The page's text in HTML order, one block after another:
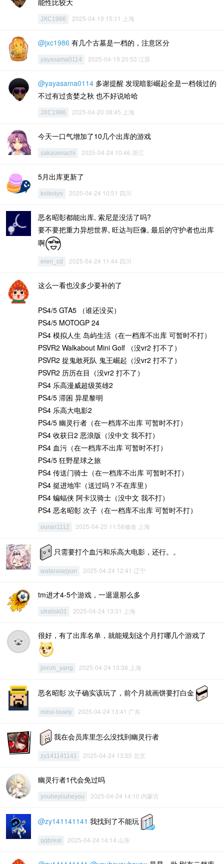
能性比较大
JXC1986 2025-04-19 15:11 上海
@jxc1986 有几个古墓是一档的，注意区分
yayasama0114 2025-04-19 20:53 江苏
@yayasama0114 多谢提醒 发现暗影崛起全是一档领过的
不过有过贪婪之秋 也不好说哈哈
JXC1986 2025-04-20 08:45 上海
今天一口气增加了10几个出库的游戏
sakauenachi 2025-04-24 10:46 浙江
5月出库更新了
koikoiyo 2025-04-24 10:51 四川
恶名昭彰都能出库, 索尼是没活了吗?
要不要把重力异想世界, 旺达与巨像, 最后的守护者也出库
啊
eren_cd 2025-04-24 11:44 四川
这么一看也没多少要补的了
PS4/5 GTA5 （谁还没买）
PS4/5 MOTOGP 24
PS4 模拟人生 岛屿生活（在一档库不出库 可暂时不打）
PSVR2 Walkabout Mini Golf （没vr2 打不了）
PSVR2 捉鬼敢死队 鬼王崛起（没vr2 打不了）
PSVR2 历历在目（没vr2 打不了）
PS4 乐高漫威超级英雄2
PS4/5 滞困 异星黎明
PS4 乐高大电影2
PS4/5 幽灵行者（在一档库不出库 可暂时不打）
PS4 收获日2 恶浪版（没中文 我不打）
PS4 血污（在一档库不出库 可暂时不打）
PS4/5 狂野星球之旅
PS4 传送门骑士（在一档库不出库 可暂时不打）
PS4 挺进地牢（送过吗？不在库里）
PS4 蝙蝠侠 阿卡汉骑士（没中文 我不打）
PS4 恶名昭彰 次子（在一档库不出库 可暂时不打）
ouran1112 2025-04-25 11:58修改 上海
只需要打个血污和乐高大电影，还行。。
watarasejyun 2025-04-24 12:41 辽宁
tm进才4-5个游戏，一退退那么多
utralisk01 2025-04-24 13:31 上海
很好，有了出库名单，就能规划这个月打哪几个游戏了
jinroh_yang 2025-04-24 13:38 上海
恶名昭彰 次子确实该玩了，前个月就画饼要打白金
mirui-lovely 2025-04-24 13:41 广东
我在会员库里怎么没找到幽灵行者
zy141141141 2025-04-24 13:55 北京
幽灵行者1代会免过吗
youheyouheyou 2025-04-24 14:10 内蒙古
@zy141141141 我找到了不能玩
qqbreat 2025-04-24 14:14 山东